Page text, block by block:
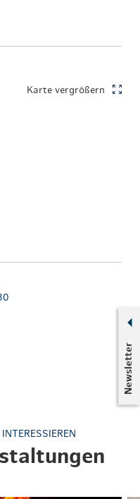
Newsletter
Karte vergrößern